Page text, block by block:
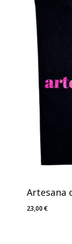
Artesana
23,00€